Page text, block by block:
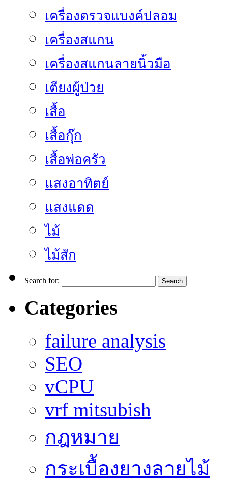
เครื่องตรวจแบงค์ปลอม
เครื่องสแกน
เครื่องสแกนลายนิ้วมือ
เตียงผู้ป่วย
เสื้อ
เสื้อกุ๊ก
เสื้อพ่อครัว
แสงอาทิตย์
แสงแดด
ไม้
ไม้สัก
Search for:
Categories
failure analysis
SEO
vCPU
vrf mitsubish
กฎหมาย
กระเบื้องยางลายไม้